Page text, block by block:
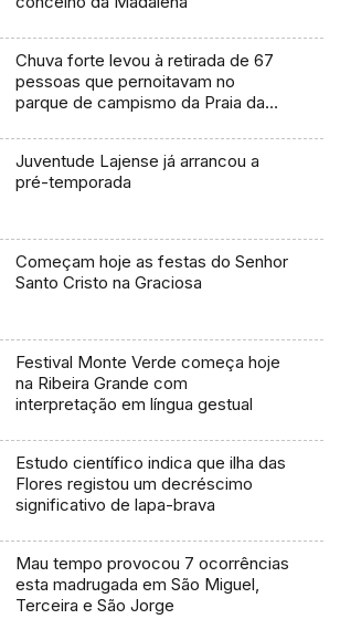
Chuva forte levou à retirada de 67
pessoas que pernoitavam no
parque de campismo da Praia da
Juventude Lajense já arrancou a
pré-temporada
Começam hoje as festas do Senhor
Santo Cristo na Graciosa
Festival Monte Verde começa hoje
na Ribeira Grande com
interpretação em língua gestual
Estudo científico indica que ilha das
Flores registou um decréscimo
significativo de lapa-brava
Mau tempo provocou 7 ocorrências
esta madrugada em São Miguel,
Terceira e São Jorge